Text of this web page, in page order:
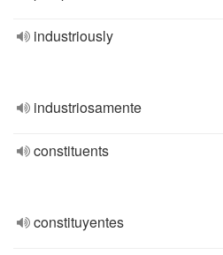
industriously
industriosamente
constituents
constituyentes